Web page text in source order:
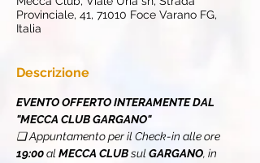
Provinciale, 41, 71010 Foce Varano FG,
Italia
Descrizione
EVENTO OFFERTO INTERAMENTE DAL
"MECCA CLUB GARGANO"
❏ Appuntamento per il Check-in alle ore
19:00 al MECCA CLUB sul GARGANO, in